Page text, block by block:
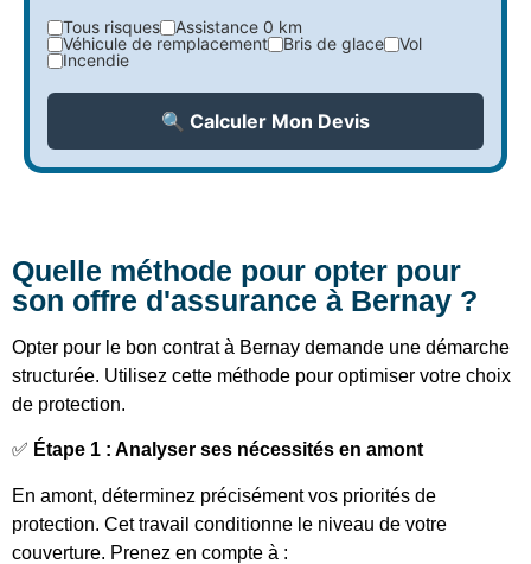
Tous risques
Assistance 0 km
Véhicule de remplacement
Bris de glace
Vol
Incendie
🔍 Calculer Mon Devis
Quelle méthode pour opter pour
son offre d'assurance à Bernay ?
Opter pour le bon contrat à Bernay demande une démarche
structurée. Utilisez cette méthode pour optimiser votre choix
de protection.
✅ Étape 1 : Analyser ses nécessités en amont
En amont, déterminez précisément vos priorités de
protection. Cet travail conditionne le niveau de votre
couverture. Prenez en compte à :